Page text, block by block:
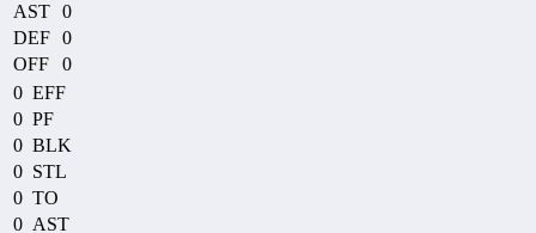
AST 0
DEF 0
OFF
0
0 EFF
0 PF
0 BLK
0 STL
0 TO
0 AST